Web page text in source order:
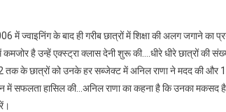
ज्वाइनिंग के बाद ही गरीब छात्रों में शिक्षा की अलग जगाने का
है उन्हें एक्स्ट्रा क्लास देनी शुरू की….धीरे धीरे छात्रों की
के छात्रों को उनके हर सब्जेक्ट में अनिल राणा ने मदद की और
हासिल की…अनिल राणा का कहना है कि उनका मकसद है